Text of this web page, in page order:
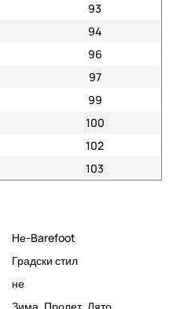
93
94
96
97
99
100
102
103
Не-Barefoot
Градски стил
не